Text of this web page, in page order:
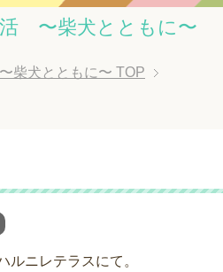
〜柴犬とともに〜
柴犬とともに〜 TOP
ルニレテラスにて。